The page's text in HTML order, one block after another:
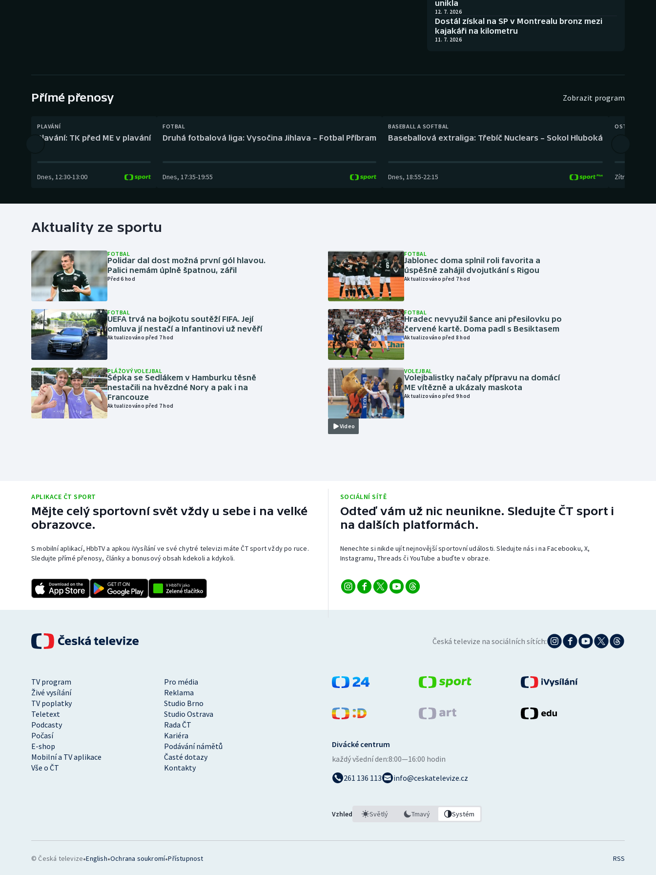
Futsal Parasport Volejbal
unikla
12. 7. 2026
Dostál získal na SP v Montrealu bronz mezi
kajakáři na kilometru
11. 7. 2026
Přímé přenosy Zobrazit program
PLAVÁNÍ
Plavání: TK před ME v plavání
Dnes, 12:30-13:00
FOTBAL
Druhá fotbalová liga: Vysočina Jihlava – Fotbal Příbram
Dnes, 17:35-19:55
BASEBALL A SOFTBAL
Baseballová extraliga: Třebíč Nuclears – Sokol Hluboká
Dnes, 18:55-22:15
OSTATNÍ
Zítra
Aktuality ze sportu
FOTBAL
Polidar dal dost možná první gól hlavou.
Palici nemám úplně špatnou, zářil
Před 6 hod
FOTBAL
UEFA trvá na bojkotu soutěží FIFA. Její
omluva jí nestačí a Infantinovi už nevěří
Aktualizováno před 7 hod
PLÁŽOVÝ VOLEJBAL
Šépka se Sedlákem v Hamburku těsně
nestačili na hvězdné Nory a pak i na
Francouze
Aktualizováno před 7 hod
FOTBAL
Jablonec doma splnil roli favorita a
úspěšně zahájil dvojutkání s Rigou
Aktualizováno před 7 hod
FOTBAL
Hradec nevyužil šance ani přesilovku po
červené kartě. Doma padl s Besiktasem
Aktualizováno před 8 hod
Video
VOLEJBAL
Volejbalistky načaly přípravu na domácí
ME vítězně a ukázaly maskota
Aktualizováno před 9 hod
APLIKACE ČT SPORT
Mějte celý sportovní svět vždy u sebe i na velké
obrazovce.
S mobilní aplikací, HbbTV a apkou iVysílání ve své chytré televizi máte ČT sport vždy po ruce.
Sledujte přímé přenosy, články a bonusový obsah kdekoli a kdykoli.
SOCIÁLNÍ SÍTĚ
Odteď vám už nic neunikne. Sledujte ČT sport i
na dalších platformách.
Nenechte si nikde ujít nejnovější sportovní události. Sledujte nás i na Facebooku, X,
Instagramu, Threads či YouTube a buďte v obraze.
Česká televize na sociálních sítích:
TV program
Pro média
Živé vysílání
Reklama
TV poplatky
Studio Brno
Teletext
Studio Ostrava
Podcasty
Rada ČT
Počasí
Kariéra
E-shop
Podávání námětů
Mobilní a TV aplikace
Časté dotazy
Vše o ČT
Kontakty
Divácké centrum
každý všední den:8:00—16:00 hodin
261 136 113
info@ceskatelevize.cz
Vzhled Světlý Tmavý Systém
© Česká televize•English•Ochrana soukromí•Přístupnost RSS